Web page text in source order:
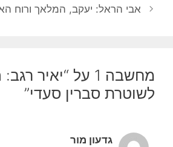
אבי הראל: יעקב, המלאך ורוח
מחשבה 1 על “יאיר
לשוטרת סברין סעדי”
גדעון מור